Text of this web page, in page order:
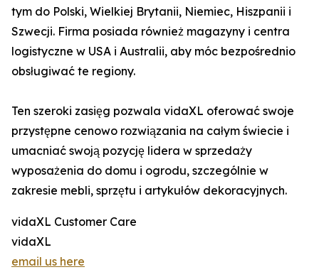
tym do Polski, Wielkiej Brytanii, Niemiec, Hiszpanii i
Szwecji. Firma posiada również magazyny i centra
logistyczne w USA i Australii, aby móc bezpośrednio
obsługiwać te regiony.
Ten szeroki zasięg pozwala vidaXL oferować swoje
przystępne cenowo rozwiązania na całym świecie i
umacniać swoją pozycję lidera w sprzedaży
wyposażenia do domu i ogrodu, szczególnie w
zakresie mebli, sprzętu i artykułów dekoracyjnych.
vidaXL Customer Care
vidaXL
email us here